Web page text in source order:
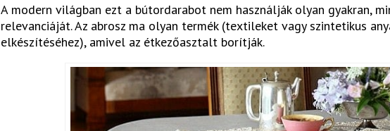
A modern világban ezt a bútordarabot nem használják olyan gyakran,
relevanciáját. Az abrosz ma olyan termék (textileket vagy szintetikus
elkészítéséhez), amivel az étkezőasztalt borítják.